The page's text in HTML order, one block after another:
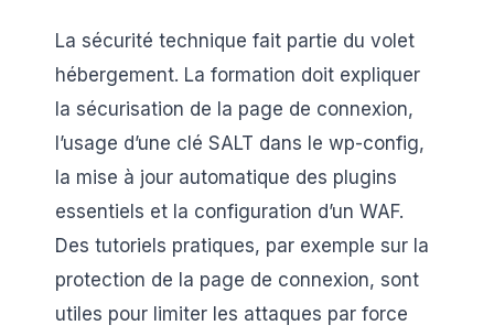
La sécurité technique fait partie du volet
hébergement. La formation doit expliquer
la sécurisation de la page de connexion,
l’usage d’une clé SALT dans le wp-config,
la mise à jour automatique des plugins
essentiels et la configuration d’un WAF.
Des tutoriels pratiques, par exemple sur la
protection de la page de connexion, sont
utiles pour limiter les attaques par force